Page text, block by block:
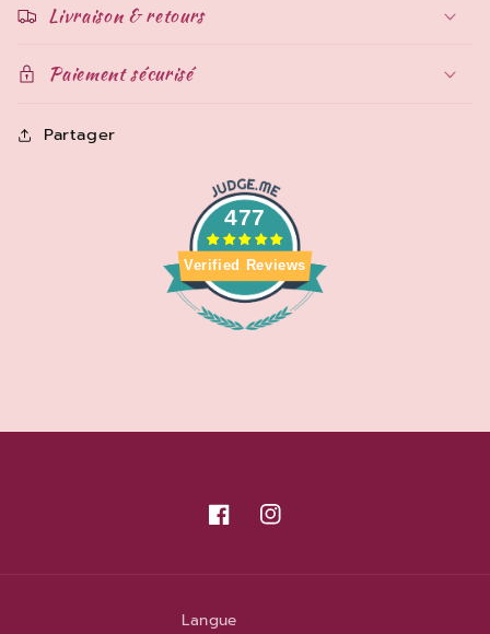
Livraison & retours
Paiement sécurisé
Partager
477
Verified Reviews
FacebookInstagram
Langue